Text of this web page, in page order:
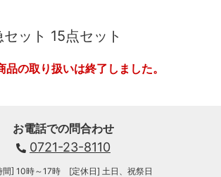
ット 15点セット
品の取り扱いは終了しました。
お電話での問合わせ
0721-23-8110
間] 10時～17時 [定休日] 土日、祝祭日